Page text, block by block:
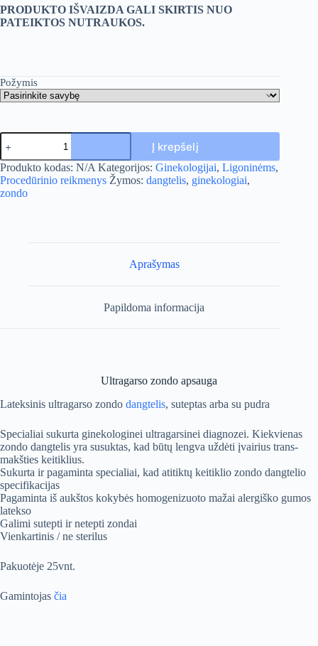
PRODUKTO IŠVAIZDA GALI SKIRTIS NUO
PATEIKTOS NUTRAUKOS.
Požymis
produkto
kiekis:
Ultragarso
zondo
apsauga
Į krepšelį
A
l
t
Produkto kodas: N/A Kategorijos: Ginekologijai, Ligoninėms,
Procedūrinio reikmenys Žymos: dangtelis, ginekologiai,
zondo
Aprašymas
Papildoma informacija
Ultragarso zondo apsauga
Lateksinis ultragarso zondo dangtelis, suteptas arba su pudra
Specialiai sukurta ginekologinei ultragarsinei diagnozei. Kiekvienas
zondo dangtelis yra susuktas, kad būtų lengva uždėti įvairius trans-
makšties keitiklius.
Sukurta ir pagaminta specialiai, kad atitiktų keitiklio zondo dangtelio
specifikacijas
Pagaminta iš aukštos kokybės homogenizuoto mažai alergiško gumos
latekso
Galimi sutepti ir netepti zondai
Vienkartinis / ne sterilus
Pakuotėje 25vnt.
Gamintojas čia